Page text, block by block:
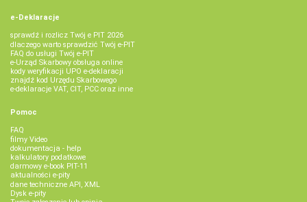
e-Deklaracje
sprawdź i rozlicz Twój e PIT 2026
dlaczego warto sprawdzić Twój e-PIT
FAQ do usługi Twój e-PIT
e-Urząd Skarbowy obsługa online
kody weryfikacji UPO e-deklaracji
znajdź kod Urzędu Skarbowego
e-deklaracje VAT, CIT, PCC oraz inne
Pomoc
FAQ
filmy Video
dokumentacja - help
kalkulatory podatkowe
darmowy e-book PIT-11
aktualności e-pity
dane techniczne API, XML
Dysk e-pity